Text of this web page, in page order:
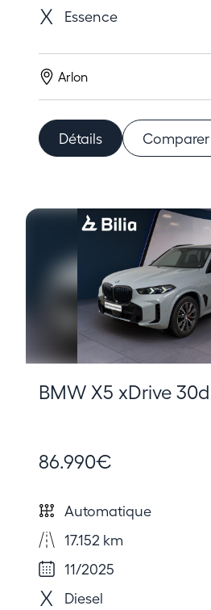
Essence
Arlon
Détails Comparer
BMW X5 xDrive 30d
86.990€
Automatique
17.152 km
11/2025
Diesel